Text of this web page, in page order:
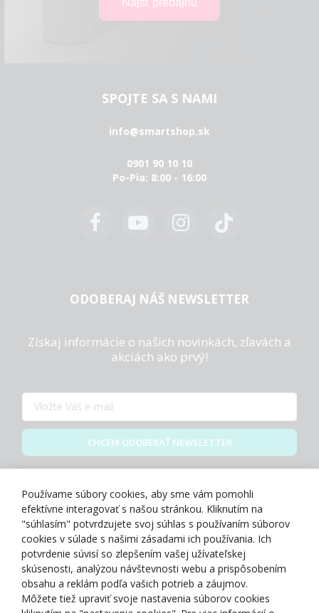
SPOJTE SA S NAMI
info@smartshop.sk
0901 90 10 10
Po-Pia: 8:00 - 16:00
ODOBERAJ NÁŠ NEWSLETTER
Získaj informácie o našich novinkách, zľavách a
akciách ako prvý!
CHCEM ODOBERAŤ NEWSLETTER
O NÁS
NAKUPOVANIE
Používame súbory cookies, aby sme vám pomohli
efektívne interagovať s našou stránkou. Kliknutím na
"súhlasím" potvrdzujete svoj súhlas s používaním súborov
cookies v súlade s našimi zásadami ich používania. Ich
potvrdenie súvisí so zlepšením vašej užívateľskej
skúsenosti, analýzou návštevnosti webu a prispôsobením
obsahu a reklám podľa vašich potrieb a záujmov.
Môžete tiež upraviť svoje nastavenia súborov cookies